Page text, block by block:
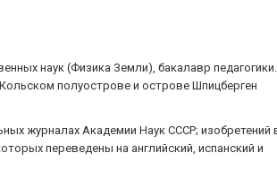
наук (Физика Земли), бакалавр
полуострове и острове Шпицберген
журналах Академии Наук СССР; изобретений
переведены на английский, испанский и